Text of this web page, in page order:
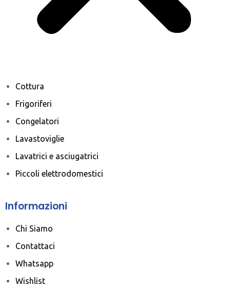
Cottura
Frigoriferi
Congelatori
Lavastoviglie
Lavatrici e asciugatrici
Piccoli elettrodomestici
Informazioni
Chi Siamo
Contattaci
Whatsapp
Wishlist